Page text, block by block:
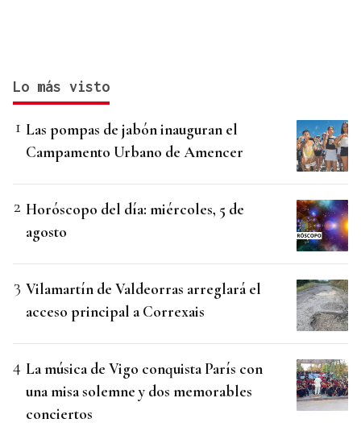
Lo más visto
Las pompas de jabón inauguran el
Campamento Urbano de Amencer
Horóscopo del día: miércoles, 5 de
agosto
Vilamartín de Valdeorras arreglará el
acceso principal a Correxais
La música de Vigo conquista París con
una misa solemne y dos memorables
conciertos